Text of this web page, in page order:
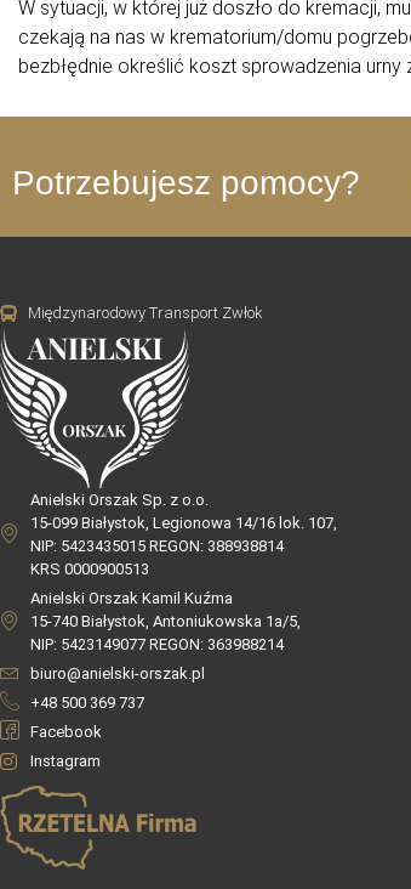
W sytuacji, w której już doszło do kremacji,
czekają na nas w krematorium/domu
bezbłędnie określić koszt sprowadzenia urny
Potrzebujesz pomocy?
Międzynarodowy Transport Zwłok
Anielski Orszak Sp. z o.o.
15-099 Białystok, Legionowa 14/16 lok. 107,
NIP: 5423435015 REGON: 388938814
KRS 0000900513
Anielski Orszak Kamil Kuźma
15-740 Białystok, Antoniukowska 1a/5,
NIP: 5423149077 REGON: 363988214
biuro@anielski-orszak.pl
+48 500 369 737
Facebook
Instagram